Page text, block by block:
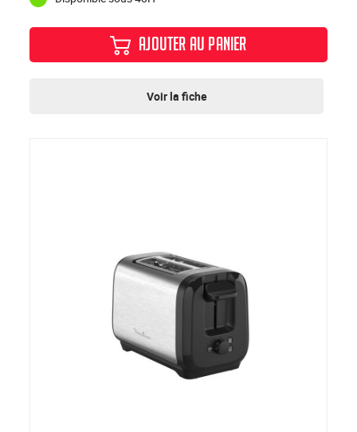
AJOUTER AU PANIER
Voir la fiche